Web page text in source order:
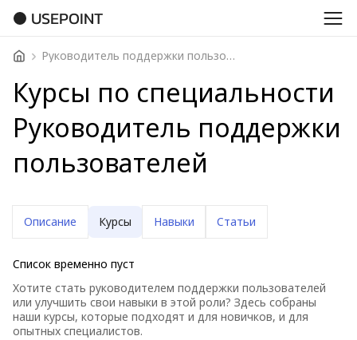
USEPOINT
Руководитель поддержки пользователей
Курсы по специальности
Руководитель поддержки
пользователей
Описание Курсы Навыки Статьи
Список временно пуст
Хотите стать руководителем поддержки пользователей
или улучшить свои навыки в этой роли? Здесь собраны
наши курсы, которые подходят и для новичков, и для
опытных специалистов.